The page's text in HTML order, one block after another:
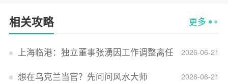
相关攻略 更多
2026-06-21
上海临港：独立董事张湧因工作调整离任
2026-06-21
想在乌克兰当官？先问问风水大师